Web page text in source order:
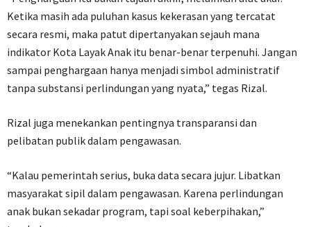
Ketika masih ada puluhan kasus kekerasan yang tercatat
secara resmi, maka patut dipertanyakan sejauh mana
indikator Kota Layak Anak itu benar-benar terpenuhi. Jangan
sampai penghargaan hanya menjadi simbol administratif
tanpa substansi perlindungan yang nyata,” tegas Rizal.
Rizal juga menekankan pentingnya transparansi dan
pelibatan publik dalam pengawasan.
“Kalau pemerintah serius, buka data secara jujur. Libatkan
masyarakat sipil dalam pengawasan. Karena perlindungan
anak bukan sekadar program, tapi soal keberpihakan,”